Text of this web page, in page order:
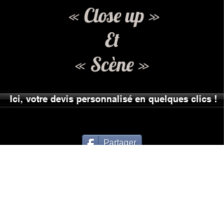
« Close up »
Et
« Scène »
Ici, votre devis personnalisé en quelques clics !
Partager